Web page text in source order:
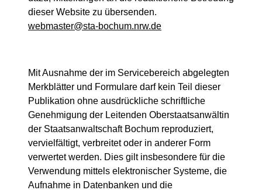
dieser Website zu übersenden.
webmaster@sta-bochum.nrw.de
Mit Ausnahme der im Servicebereich abgelegten
Merkblätter und Formulare darf kein Teil dieser
Publikation ohne ausdrückliche schriftliche
Genehmigung der Leitenden Oberstaatsanwältin
der Staatsanwaltschaft Bochum reproduziert,
vervielfältigt, verbreitet oder in anderer Form
verwertet werden. Dies gilt insbesondere für die
Verwendung mittels elektronischer Systeme, die
Aufnahme in Datenbanken und die